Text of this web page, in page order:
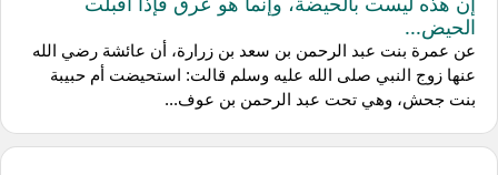
الحيض...
عن عمرة بنت عبد الرحمن بن سعد بن زرارة، أن عائشة رضي الله
عنها زوج النبي صلى الله عليه وسلم قالت: استحيضت أم حبيبة
بنت جحش، وهي تحت عبد الرحمن بن عوف...